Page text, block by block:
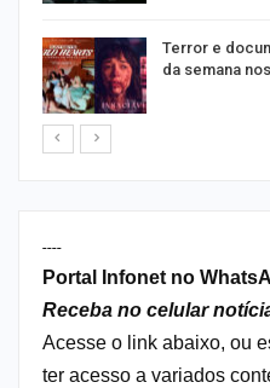
Terror e
da semana
----
Portal Infonet no
Receba no celular
Acesse o link abaixo, ou
ter acesso a variados